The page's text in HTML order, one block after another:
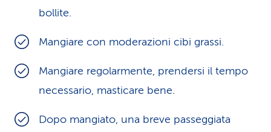
bollite.
Mangiare con moderazioni cibi grassi.
Mangiare regolarmente, prendersi il tempo
necessario, masticare bene.
Dopo mangiato, una breve passeggiata